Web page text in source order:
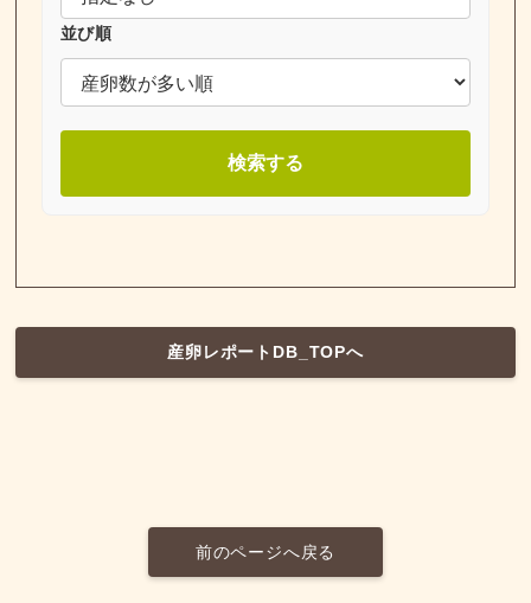
並び順
検索する
産卵レポートDB_TOPへ
前のページへ戻る